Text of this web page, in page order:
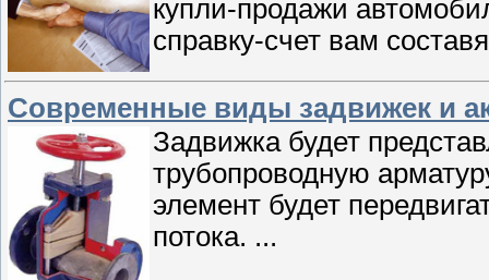
купли-продажи
справку-счет вам
Современные виды задвижек и
Задвижка будет
трубопроводную
элемент будет
потока. ...